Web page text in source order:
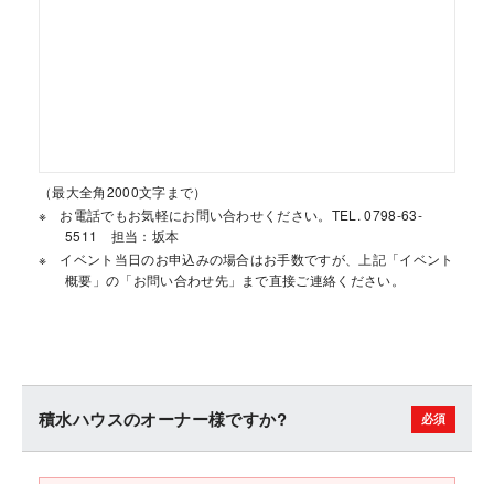
（最大全角2000文字まで）
お電話でもお気軽にお問い合わせください。TEL. 0798-63-
5511 担当：坂本
イベント当日のお申込みの場合はお手数ですが、上記「イベント
概要」の「お問い合わせ先」まで直接ご連絡ください。
積水ハウスのオーナー様ですか?